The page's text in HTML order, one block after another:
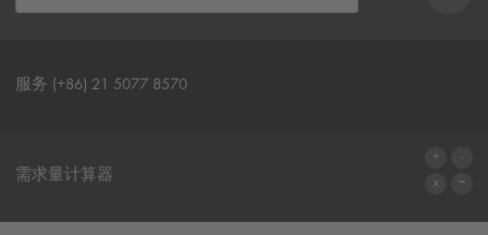
服务 (+86) 21 5077 8570
需求量计算器